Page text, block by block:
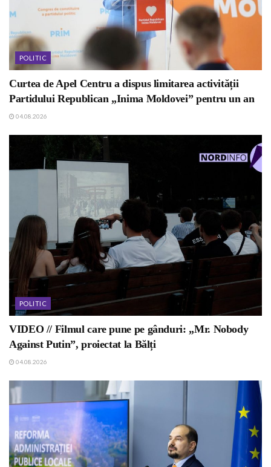
POLITIC
Curtea de Apel Centru a dispus limitarea activității
Partidului Republican „Inima Moldovei” pentru un an
04.08.2026
POLITIC
VIDEO // Filmul care pune pe gânduri: „Mr. Nobody
Against Putin”, proiectat la Bălți
04.08.2026